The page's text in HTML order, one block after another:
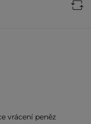
vrácení peněz